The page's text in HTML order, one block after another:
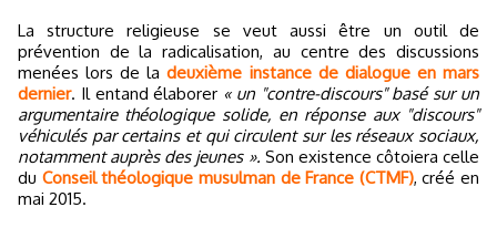
La structure religieuse se veut aussi être un outil de
prévention de la radicalisation, au centre des discussions
menées lors de ladeuxième instance de dialogue en mars
dernier. Il entand élaborer « un "contre-discours" basé sur un
argumentaire théologique solide, en réponse aux "discours"
véhiculés par certains et qui circulent sur les réseaux sociaux,
notamment auprès des jeunes ». Son existence côtoiera celle
du Conseil théologique musulman de France (CTMF), créé en
mai 2015.